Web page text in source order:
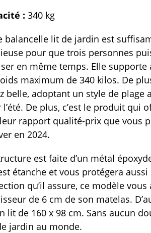
: 340 kg
balancelle lit de jardin est
pour que trois personnes
en même temps. Elle supporte
maximum de 340 kilos. De
belle, adoptant un style de plage
l’été. De plus, c’est le produit qui
rapport qualité-prix que vous
en 2024.
est faite d’un métal
étanche et vous protégera
qu’il assure, ce modèle
de 6 cm de son matelas.
lit de 160 x 98 cm. Sans aucun
jardin au monde.